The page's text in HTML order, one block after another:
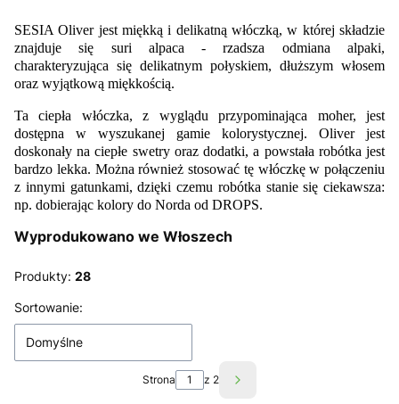
SESIA Oliver jest miękką i delikatną włóczką, w której składzie
znajduje się suri alpaca - rzadsza odmiana alpaki,
charakteryzująca się delikatnym połyskiem, dłuższym włosem
oraz wyjątkową miękkością.
Ta ciepła włóczka, z wyglądu przypominająca moher, jest
dostępna w wyszukanej gamie kolorystycznej. Oliver jest
doskonały na ciepłe swetry oraz dodatki, a powstała robótka jest
bardzo lekka. Można również stosować tę włóczkę w połączeniu
z innymi gatunkami, dzięki czemu robótka stanie się ciekawsza:
np. dobierając kolory do Norda od DROPS.
Wyprodukowano we Włoszech
Produkty: 28
Lista produktów
Sortowanie:
Domyślne
Strona z 2 Następne produkty